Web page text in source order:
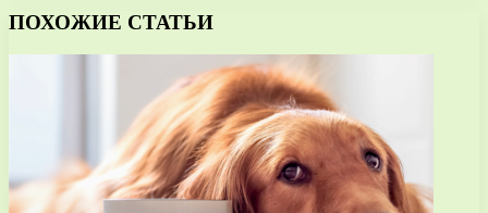
ПОХОЖИЕ СТАТЬИ